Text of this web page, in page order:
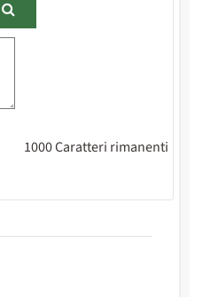
1000Caratteri rimanenti